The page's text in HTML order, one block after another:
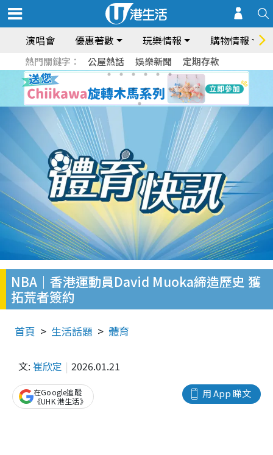
演唱會 優惠著數 玩樂情報 購物情報
熱門關鍵字： 公屋熱話 娛樂新聞 定期存款
NBA｜香港運動員David Muoka締造歷史 獲
拓荒者簽約
首頁 生活話題 體育
文: 崔欣定 2026.01.21
用 App 睇文
在Google追蹤
《UHK 港生活》